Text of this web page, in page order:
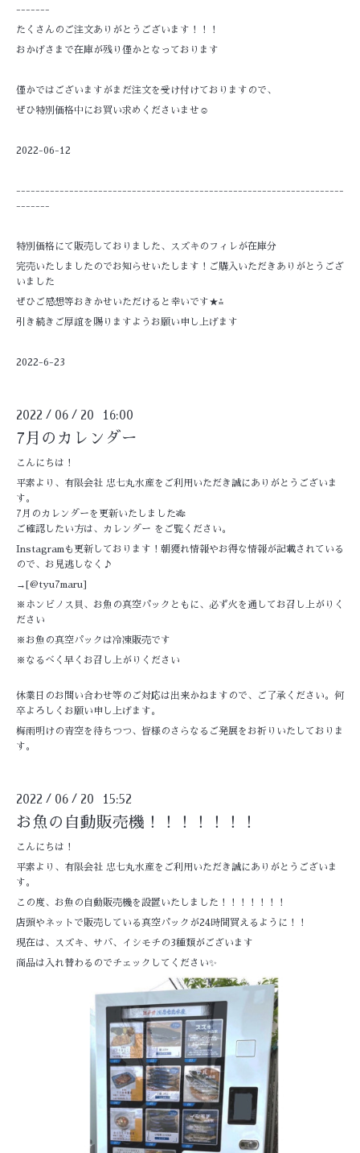
-------
たくさんのご注文ありがとうございます！！！
おかげさまで在庫が残り僅かとなっております
僅かではございますがまだ注文を受け付けておりますので、
ぜひ特別価格中にお買い求めくださいませ☺
2022-06-12
--------------------------------------------------------------------
-------
特別価格にて販売しておりました、スズキのフィレが在庫分
完売いたしましたのでお知らせいたします！ご購入いただきありがとうござ
いました
ぜひご感想等おきかせいただけると幸いです★⁂
引き続きご厚誼を賜りますようお願い申し上げます
2022-6-23
2022 / 06 / 20 16:00
7月のカレンダー
こんにちは！
平素より、有限会社 忠七丸水産をご利用いただき誠にありがとうございま
す。
7月のカレンダーを更新いたしました🎋
ご確認したい方は、
カレンダー をご覧ください。
Instagramも更新しております！朝獲れ情報やお得な情報が記載されている
ので、お見逃しなく♪
→[@tyu7maru]
※ホンビノス貝、お魚の真空パックともに、必ず火を通してお召し上がりく
ださい
※お魚の真空パックは冷凍販売です
※なるべく早くお召し上がりください
休業日のお問い合わせ等のご対応は出来かねますので、ご了承ください。何
卒よろしくお願い申し上げます。
梅雨明けの青空を待ちつつ、皆様のさらなるご発展をお祈りいたしておりま
す。
2022 / 06 / 20 15:52
お魚の自動販売機！！！！！！！
こんにちは！
平素より、有限会社 忠七丸水産をご利用いただき誠にありがとうございま
す。
この度、お魚の自動販売機を設置いたしました！！！！！！！
店頭やネットで販売している真空パックが24時間買えるように！！
現在は、スズキ、サバ、イシモチの3種類がございます
商品は入れ替わるのでチェックしてください✨